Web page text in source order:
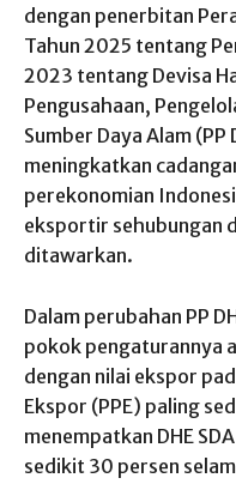
dengan penerbitan
Tahun 2025 tentang
2023 tentang Devisa
Pengusahaan,
Sumber Daya Alam (PP
meningkatkan
perekonomian
eksportir sehubungan
ditawarkan.
Dalam perubahan PP
pokok pengaturannya
dengan nilai ekspor
Ekspor (PPE) paling
menempatkan DHE
sedikit 30 persen